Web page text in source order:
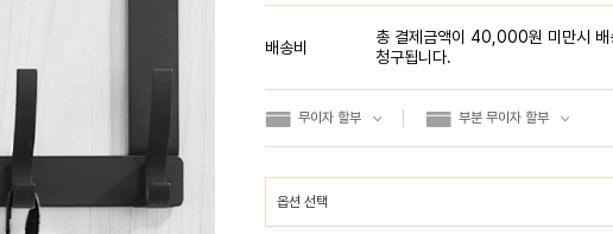
배송비
총 결제금액이 40,000원 미만시
청구됩니다.
무이자 할부 부분 무이자 할부